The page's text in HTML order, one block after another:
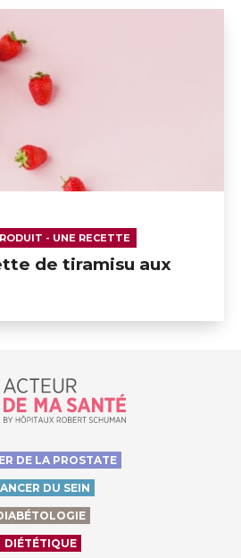
- UNE RECETTE
de tiramisu aux
- Acteur de ma santé, by
DE LA PROSTATE
DU SEIN
DIÉTÉTIQUE